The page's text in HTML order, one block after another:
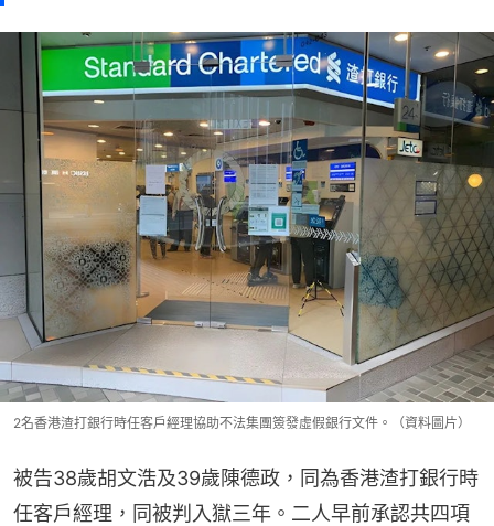
2名香港渣打銀行時任客戶經理協助不法集團簽發虛假銀行文件。（資料圖片）
被告38歲胡文浩及39歲陳德政，同為香港渣打銀行時
任客戶經理，同被判入獄三年。二人早前承認共四項